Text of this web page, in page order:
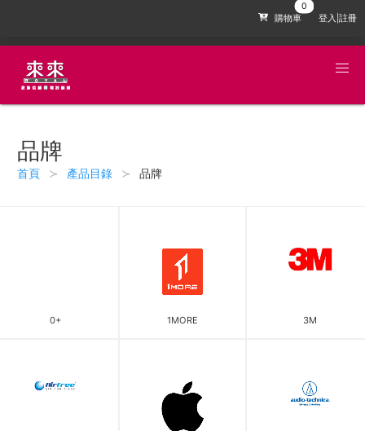
購物車 登入|註冊
品牌
首頁 產品目錄 品牌
0+ 1MORE 3M